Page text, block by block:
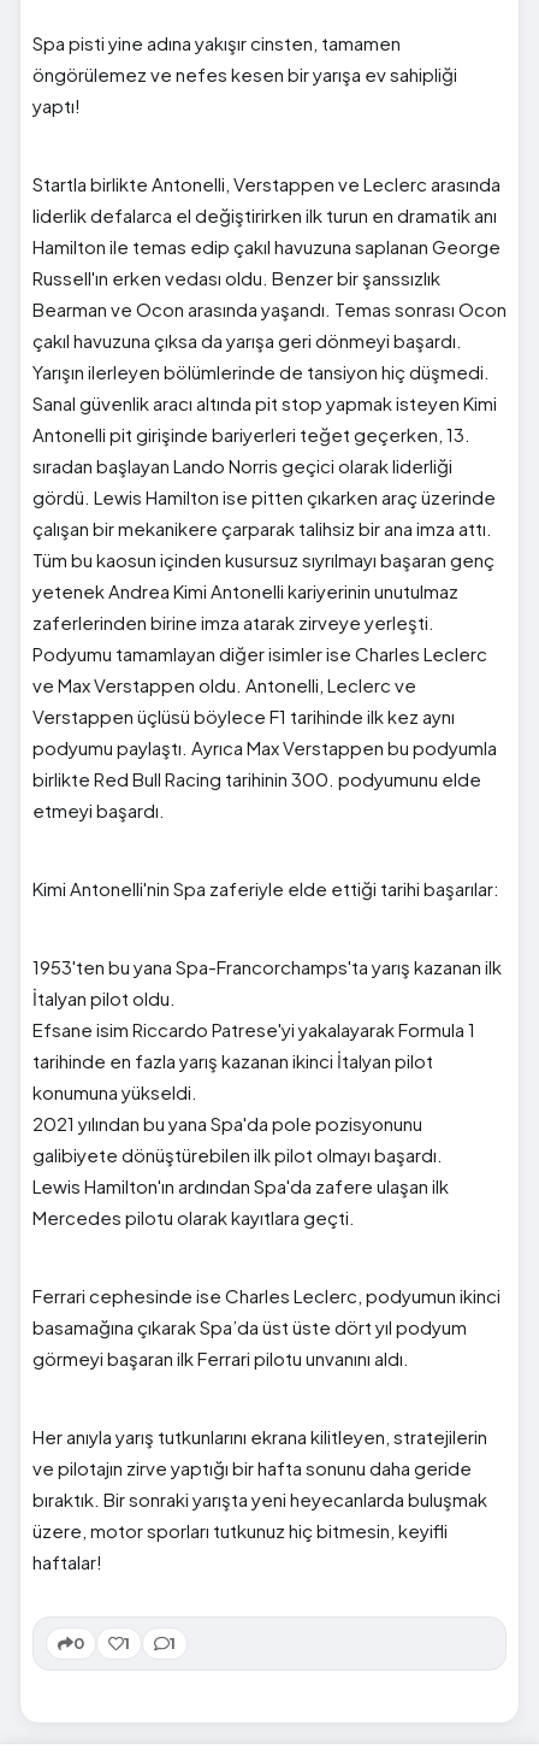
Spa pisti yine adına yakışır cinsten, tamamen
öngörülemez ve nefes kesen bir yarışa ev sahipliği
yaptı!
Startla birlikte Antonelli, Verstappen ve Leclerc arasında
liderlik defalarca el değiştirirken ilk turun en dramatik anı
Hamilton ile temas edip çakıl havuzuna saplanan George
Russell'ın erken vedası oldu. Benzer bir şanssızlık
Bearman ve Ocon arasında yaşandı. Temas sonrası Ocon
çakıl havuzuna çıksa da yarışa geri dönmeyi başardı.
Yarışın ilerleyen bölümlerinde de tansiyon hiç düşmedi.
Sanal güvenlik aracı altında pit stop yapmak isteyen Kimi
Antonelli pit girişinde bariyerleri teğet geçerken, 13.
sıradan başlayan Lando Norris geçici olarak liderliği
gördü. Lewis Hamilton ise pitten çıkarken araç üzerinde
çalışan bir mekanikere çarparak talihsiz bir ana imza attı.
Tüm bu kaosun içinden kusursuz sıyrılmayı başaran genç
yetenek Andrea Kimi Antonelli kariyerinin unutulmaz
zaferlerinden birine imza atarak zirveye yerleşti.
Podyumu tamamlayan diğer isimler ise Charles Leclerc
ve Max Verstappen oldu. Antonelli, Leclerc ve
Verstappen üçlüsü böylece F1 tarihinde ilk kez aynı
podyumu paylaştı. Ayrıca Max Verstappen bu podyumla
birlikte Red Bull Racing tarihinin 300. podyumunu elde
etmeyi başardı.
Kimi Antonelli'nin Spa zaferiyle elde ettiği tarihi başarılar:
1953'ten bu yana Spa-Francorchamps'ta yarış kazanan ilk
İtalyan pilot oldu.
Efsane isim Riccardo Patrese'yi yakalayarak Formula 1
tarihinde en fazla yarış kazanan ikinci İtalyan pilot
konumuna yükseldi.
2021 yılından bu yana Spa'da pole pozisyonunu
galibiyete dönüştürebilen ilk pilot olmayı başardı.
Lewis Hamilton'ın ardından Spa'da zafere ulaşan ilk
Mercedes pilotu olarak kayıtlara geçti.
Ferrari cephesinde ise Charles Leclerc, podyumun ikinci
basamağına çıkarak Spa’da üst üste dört yıl podyum
görmeyi başaran ilk Ferrari pilotu unvanını aldı.
Her anıyla yarış tutkunlarını ekrana kilitleyen, stratejilerin
ve pilotajın zirve yaptığı bir hafta sonunu daha geride
bıraktık. Bir sonraki yarışta yeni heyecanlarda buluşmak
üzere, motor sporları tutkunuz hiç bitmesin, keyifli
haftalar!
0 1 1